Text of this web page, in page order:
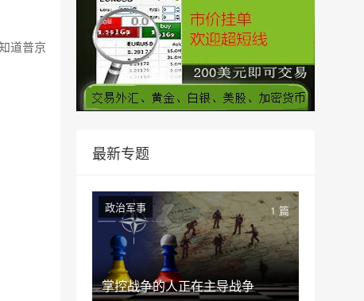
道普京
最新专题
掌控战争的人正在主导战争
政治军事 1 篇